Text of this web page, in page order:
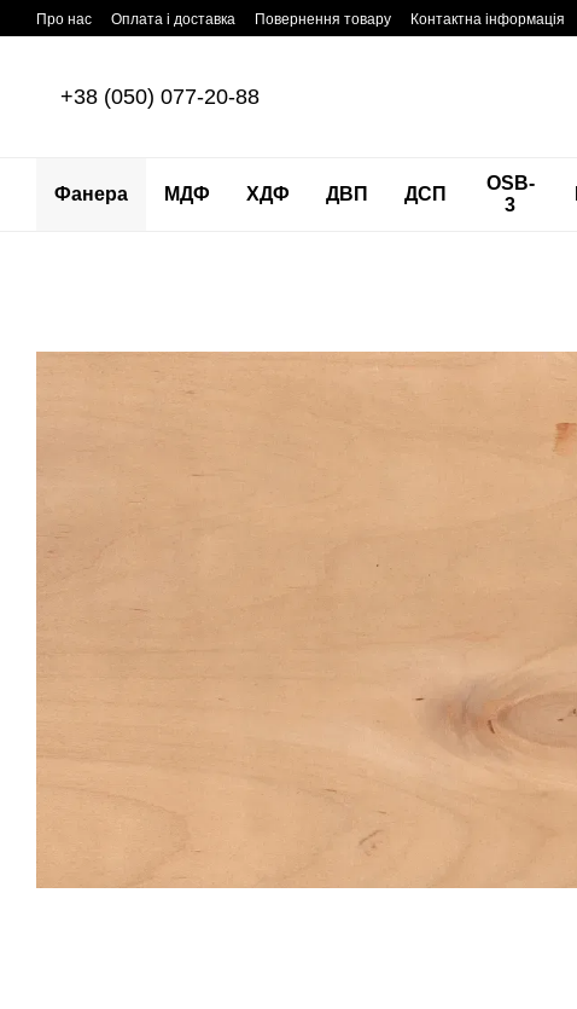
Перейти до основного контенту
Про нас Оплата і доставка Повернення товару Контактна інформація
+38 (050) 077-20-88
Фанера МДФ ХДФ ДВП ДСП
OSB-
3